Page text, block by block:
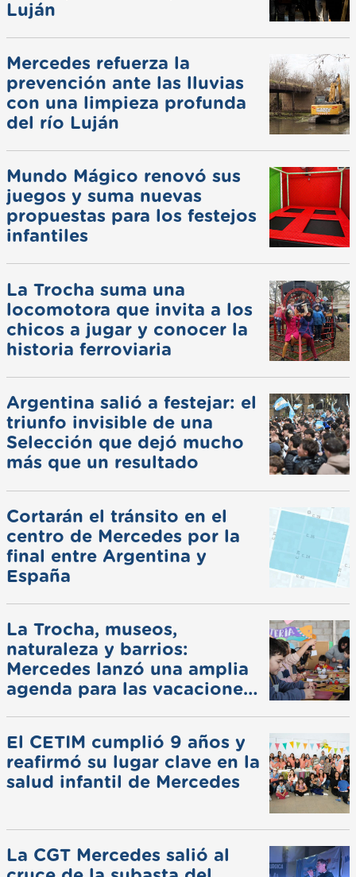
Luján
Mercedes refuerza la
prevención ante las lluvias
con una limpieza profunda
del río Luján
Mundo Mágico renovó sus
juegos y suma nuevas
propuestas para los festejos
infantiles
La Trocha suma una
locomotora que invita a los
chicos a jugar y conocer la
historia ferroviaria
Argentina salió a festejar: el
triunfo invisible de una
Selección que dejó mucho
más que un resultado
Cortarán el tránsito en el
centro de Mercedes por la
final entre Argentina y
España
La Trocha, museos,
naturaleza y barrios:
Mercedes lanzó una amplia
agenda para las vacaciones
El CETIM cumplió 9 años y
reafirmó su lugar clave en la
salud infantil de Mercedes
La CGT Mercedes salió al